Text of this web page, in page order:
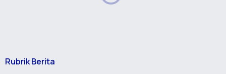
Rubrik Berita